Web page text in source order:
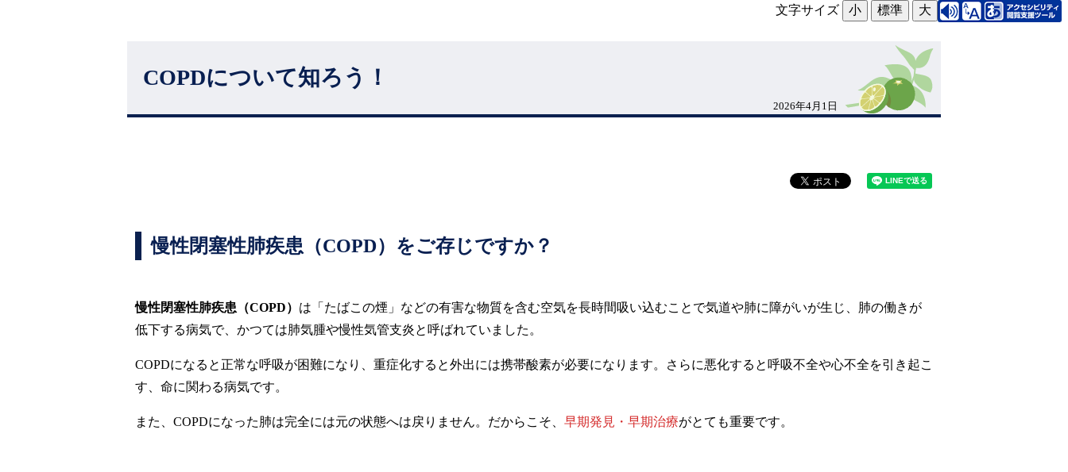
文字サイズ 小 標準 大
COPDについて知ろう！
2026年4月1日
慢性閉塞性肺疾患（COPD）をご存じですか？
慢性閉塞性肺疾患（COPD） は「たばこの煙」などの有害な物質を含む空気を長時間吸い込むことで気道や肺に障がいが生じ、肺の働きが
低下する病気で、かつては肺気腫や慢性気管支炎と呼ばれていました。
COPDになると正常な呼吸が困難になり、重症化すると外出には携帯酸素が必要になります。さらに悪化すると呼吸不全や心不全を引き起こ
す、命に関わる病気です。
また、COPDになった肺は完全には元の状態へは戻りません。だからこそ、 早期発見・早期治療がとても重要です。